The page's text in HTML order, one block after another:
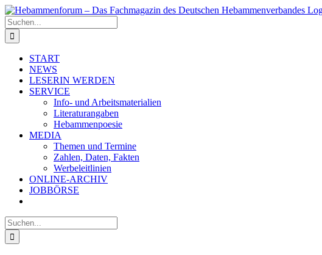
Zum
Inhalt
springen
Suche
nach:
START
NEWS
LESERIN WERDEN
SERVICE
Info- und Arbeitsmaterialien
Literaturangaben
Hebammenpoesie
MEDIA
Themen und Termine
Zahlen, Daten, Fakten
Werbeleitlinien
ONLINE-ARCHIV
JOBBÖRSE
Suche
nach: